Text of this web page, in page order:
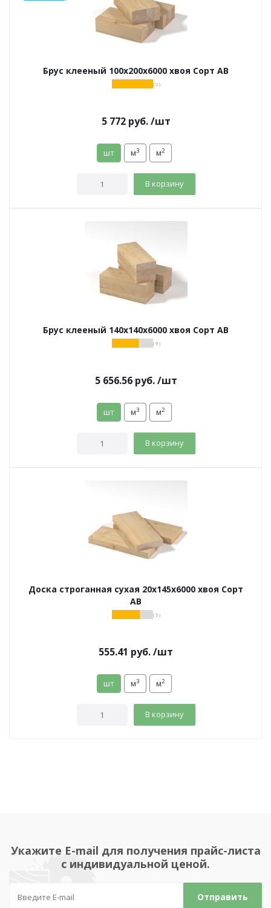
Брус клееный 100х200х6000 хвоя Сорт АВ
( 2 )
5 772руб. /шт
шт м3 м2
В корзину
Брус клееный 140х140х6000 хвоя Сорт АВ
( 9 )
5 656.56руб. /шт
шт м3 м2
В корзину
Доска строганная сухая 20х145х6000 хвоя Сорт
АВ
( 5 )
555.41 руб./шт
шт м3 м2
В корзину
Укажите E-mail для получения прайс-листа
с индивидуальной ценой.